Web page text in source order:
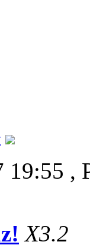
19:55 ,
X3.2